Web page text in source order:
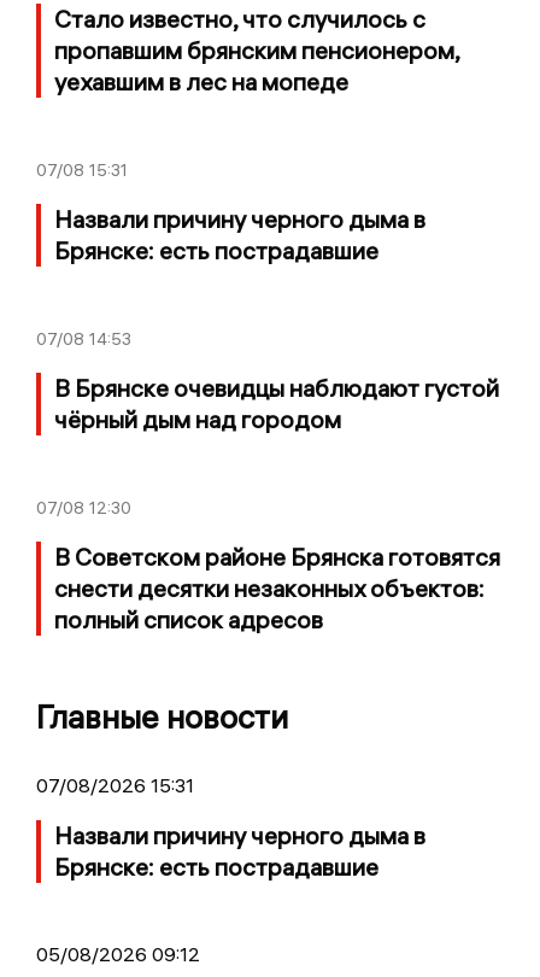
Стало известно, что случилось с
пропавшим брянским пенсионером,
уехавшим в лес на мопеде
07/08 15:31
Назвали причину черного дыма в
Брянске: есть пострадавшие
07/08 14:53
В Брянске очевидцы наблюдают густой
чёрный дым над городом
07/08 12:30
В Советском районе Брянска готовятся
снести десятки незаконных объектов:
полный список адресов
Главные новости
07/08/2026 15:31
Назвали причину черного дыма в
Брянске: есть пострадавшие
05/08/2026 09:12